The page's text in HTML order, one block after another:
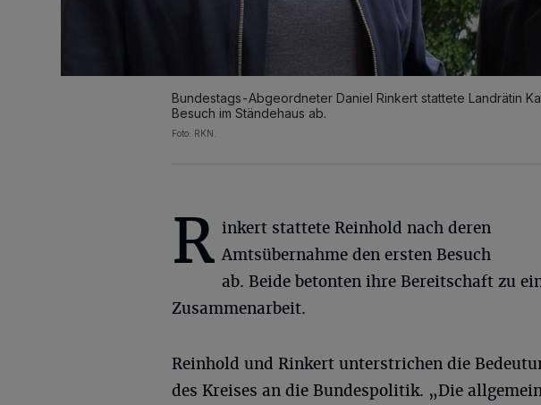
Bundestags-Abgeordneter Daniel Rinkert stattete Landrätin
Besuch im Ständehaus ab.
Foto: RKN.
R inkert stattete Reinhold nach deren
Amtsübernahme den ersten Besuch
ab. Beide betonten ihre Bereitschaft zu
Zusammenarbeit.
Reinhold und Rinkert unterstrichen die
des Kreises an die Bundespolitik. „Die